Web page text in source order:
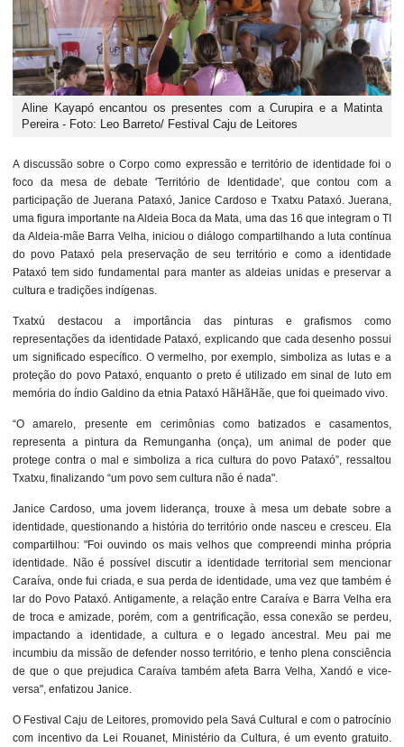
Aline Kayapó encantou os presentes com a Curupira e a Matinta
Pereira - Foto: Leo Barreto/ Festival Caju de Leitores
A discussão sobre o Corpo como expressão e território de identidade foi o
foco da mesa de debate 'Território de Identidade', que contou com a
participação de Juerana Pataxó, Janice Cardoso e Txatxu Pataxó. Juerana,
uma figura importante na Aldeia Boca da Mata, uma das 16 que integram o TI
da Aldeia-mãe Barra Velha, iniciou o diálogo compartilhando a luta contínua
do povo Pataxó pela preservação de seu território e como a identidade
Pataxó tem sido fundamental para manter as aldeias unidas e preservar a
cultura e tradições indígenas.
Txatxú destacou a importância das pinturas e grafismos como
representações da identidade Pataxó, explicando que cada desenho possui
um significado específico. O vermelho, por exemplo, simboliza as lutas e a
proteção do povo Pataxó, enquanto o preto é utilizado em sinal de luto em
memória do índio Galdino da etnia Pataxó HãHãHãe, que foi queimado vivo.
“O amarelo, presente em cerimônias como batizados e casamentos,
representa a pintura da Remunganha (onça), um animal de poder que
protege contra o mal e simboliza a rica cultura do povo Pataxó”, ressaltou
Txatxu, finalizando “um povo sem cultura não é nada".
Janice Cardoso, uma jovem liderança, trouxe à mesa um debate sobre a
identidade, questionando a história do território onde nasceu e cresceu. Ela
compartilhou: "Foi ouvindo os mais velhos que compreendi minha própria
identidade. Não é possível discutir a identidade territorial sem mencionar
Caraíva, onde fui criada, e sua perda de identidade, uma vez que também é
lar do Povo Pataxó. Antigamente, a relação entre Caraíva e Barra Velha era
de troca e amizade, porém, com a gentrificação, essa conexão se perdeu,
impactando a identidade, a cultura e o legado ancestral. Meu pai me
incumbiu da missão de defender nosso território, e tenho plena consciência
de que o que prejudica Caraíva também afeta Barra Velha, Xandó e vice-
versa", enfatizou Janice.
O Festival Caju de Leitores, promovido pela Savá Cultural e com o patrocínio
com incentivo da Lei Rouanet, Ministério da Cultura, é um evento gratuito.